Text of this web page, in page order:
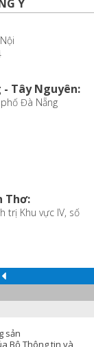
Ý
Tây Nguyên:
Đà Nẵng
Thơ:
trị Khu vực IV, số
sản
Bộ Thông tin và